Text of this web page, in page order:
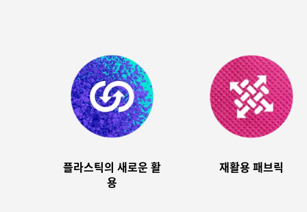
플라스틱의 새로운 활
용
재활용 패브릭